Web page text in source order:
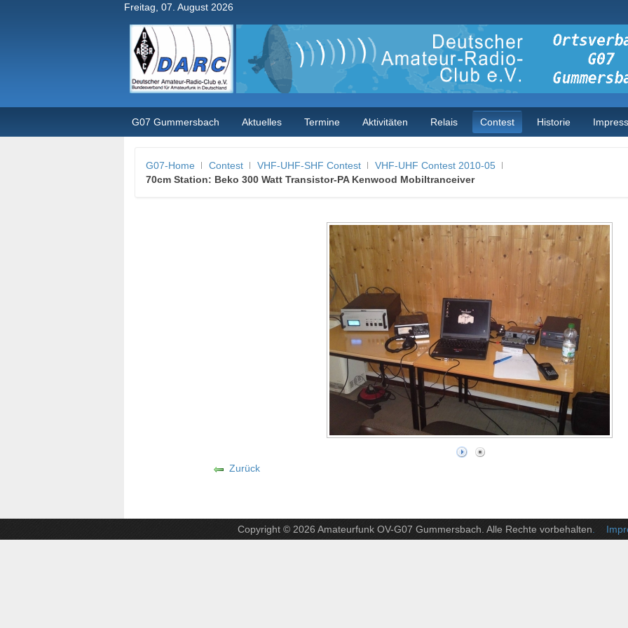
Freitag, 07. August 2026
G07 Gummersbach Aktuelles Termine Aktivitäten Relais Contest Historie
G07-Home Contest VHF-UHF-SHF Contest
VHF-UHF Contest 2010-05
70cm Station: Beko 300 Watt Transistor-PA Kenwood Mobiltranceiver
Zurück
Copyright © 2026 Amateurfunk OV-G07 Gummersbach. Alle Rechte vorbehalten .